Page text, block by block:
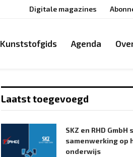
Digitale magazines
Kunststofgids Agenda
Laatst toegevoegd
SKZ en RHD GmbH
samenwerking op
onderwijs